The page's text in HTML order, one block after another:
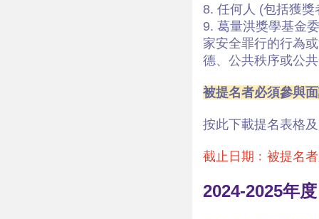
8. 任何人 (包括獲
9. 葛量洪獎學基金
家安全罪行的行為
德、公共秩序或公
被提名者必須參與
按此下載提名表格
截止日期﹕被提名
2024-2025年